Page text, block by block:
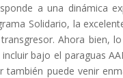
a una dinámica
Solidario, la
Ahora bien,
bajo el paraguas
también puede venir